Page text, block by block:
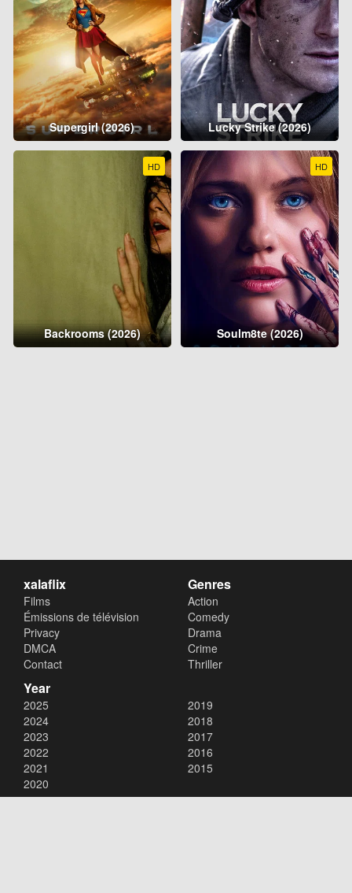
Supergirl (2026) Lucky Strike (2026)
HD
Backrooms (2026)
HD
Soulm8te (2026)
xalaflix
Films
Émissions de télévision
Privacy
DMCA
Contact
Genres
Action
Comedy
Drama
Crime
Thriller
Year
2025
2024
2023
2022
2021
2020
2019
2018
2017
2016
2015